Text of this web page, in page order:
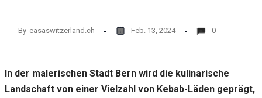
By easaswitzerland.ch Feb. 13, 2024 0
In der malerischen Stadt Bern wird die kulinarische
Landschaft von einer Vielzahl von Kebab-Läden geprägt,
während
Ihres